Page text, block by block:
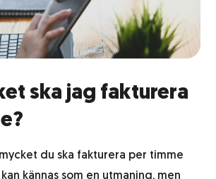
ska jag fakturera
du ska fakturera per timme
kännas som en utmaning, men